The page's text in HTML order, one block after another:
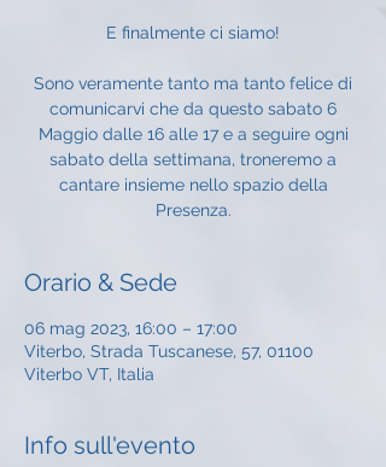
E finalmente ci siamo!
Sono veramente tanto ma tanto felice di
comunicarvi che da questo sabato 6
Maggio dalle 16 alle 17 e a seguire ogni
sabato della settimana, troneremo a
cantare insieme nello spazio della
Orario & Sede
06 mag 2023, 16:00 – 17:00
Viterbo, Strada Tuscanese, 57, 01100
Viterbo VT, Italia
Info sull'evento